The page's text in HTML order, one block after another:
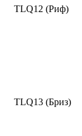
TLQ12 (Риф)
TLQ13 (Бриз)